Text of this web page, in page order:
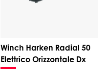
Winch Harken Radial 50
Elettrico Orizzontale Dx